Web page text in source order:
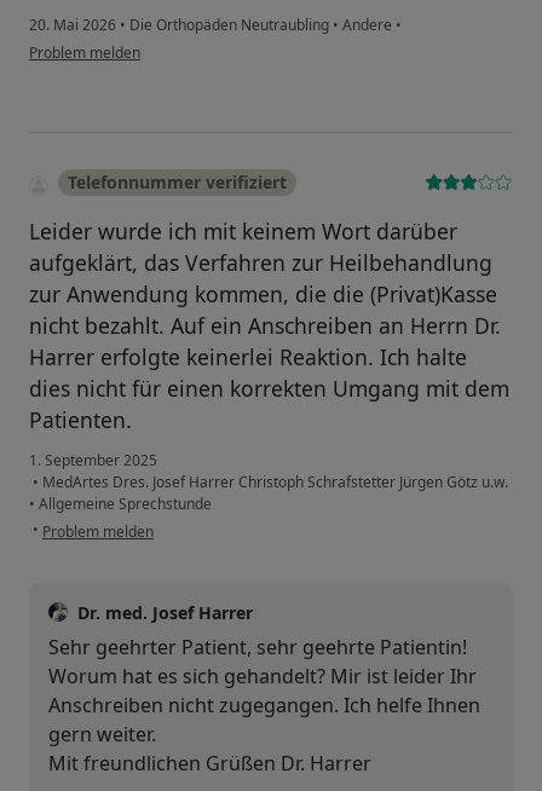
20. Mai 2026 • Die Orthopäden Neutraubling • Andere •
Problem melden
Telefonnummer verifiziert
Leider wurde ich mit keinem Wort darüber
aufgeklärt, das Verfahren zur Heilbehandlung
zur Anwendung kommen, die die (Privat)Kasse
nicht bezahlt. Auf ein Anschreiben an Herrn Dr.
Harrer erfolgte keinerlei Reaktion. Ich halte
dies nicht für einen korrekten Umgang mit dem
Patienten.
1. September 2025
• MedArtes Dres. Josef Harrer Christoph Schrafstetter Jürgen Götz u.w.
• Allgemeine Sprechstunde
• Problem melden
Dr. med. Josef Harrer
Sehr geehrter Patient, sehr geehrte Patientin!
Worum hat es sich gehandelt? Mir ist leider Ihr
Anschreiben nicht zugegangen. Ich helfe Ihnen
gern weiter.
Mit freundlichen Grüßen Dr. Harrer